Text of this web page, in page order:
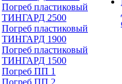
Погреб пластиковый
ТИНГАРД 2500
Погреб пластиковый
ТИНГАРД 1900
Погреб пластиковый
ТИНГАРД 1500
Погреб ПП 1
Погреб ПП 2